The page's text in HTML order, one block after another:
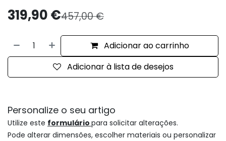
319,90€457,00€
Adicionar ao carrinho
Adicionar à lista de desejos
Personalize o seu artigo
Utilize este formulário para solicitar alterações.
Pode alterar dimensões, escolher materiais ou personalizar